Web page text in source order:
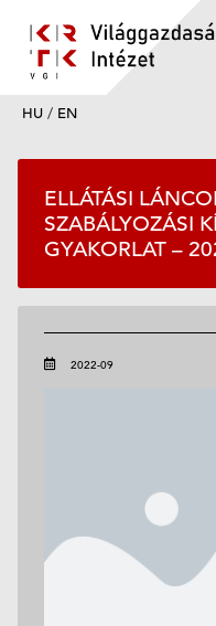
HU / EN
ELLÁTÁSI
SZABÁLYOZÁSI
GYAKORLAT –
2022-09